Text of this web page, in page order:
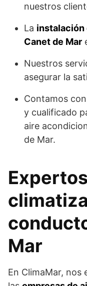
nuestros
La instalación
Canet de Mar
Nuestros
asegurar la
Contamos
y cualificado
aire
de Mar.
Mar
En ClimaMar, nos